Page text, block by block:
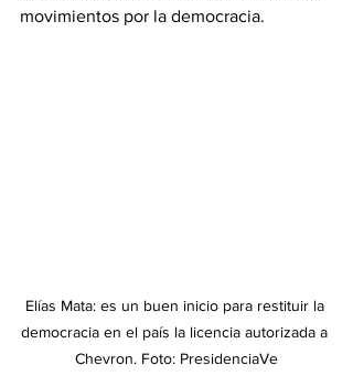
movimientos por la democracia.
Elías Mata: es un buen inicio para restituir la
democracia en el país la licencia autorizada a
Chevron. Foto: PresidenciaVe